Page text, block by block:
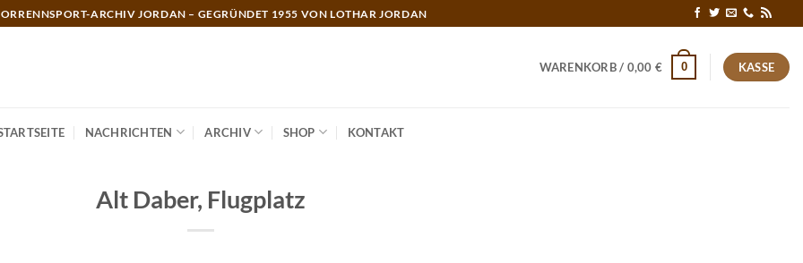
ARCHIV JORDAN – GEGRÜNDET 1955 VON LOTHAR JORDAN
WARENKORB / 0,00 € 0 KASSE
NACHRICHTEN ARCHIV SHOP KONTAKT
Alt Daber, Flugplatz